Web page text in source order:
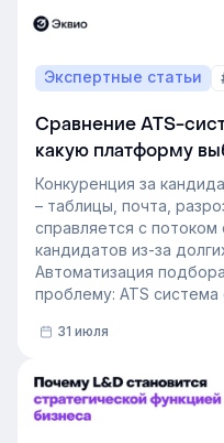
Экспертные статьи
Сравнение ATS-
какую платформу
подбора персонала
Конкуренция за
– таблицы, почта,
справляется с
кандидатов из-за
Автоматизация
проблему: ATS система
снимает с рекрутера
рекрутинга – это
и системного закрытия
31 июля